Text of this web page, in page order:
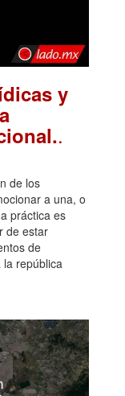
y
.
de los
a una, o
práctica es
de estar
de
la república